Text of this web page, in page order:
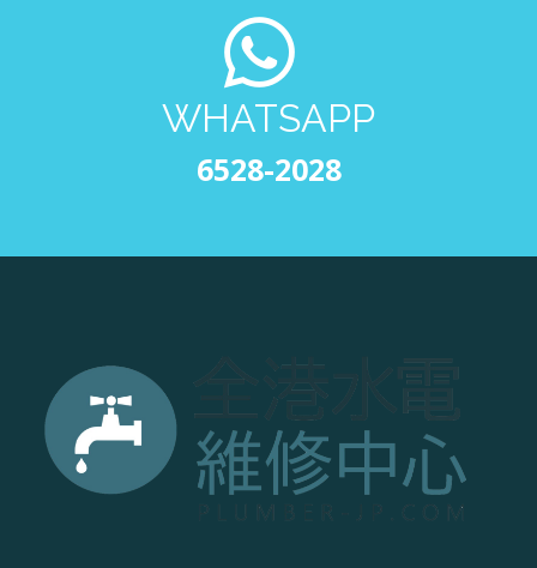
WHATSAPP
6528-2028